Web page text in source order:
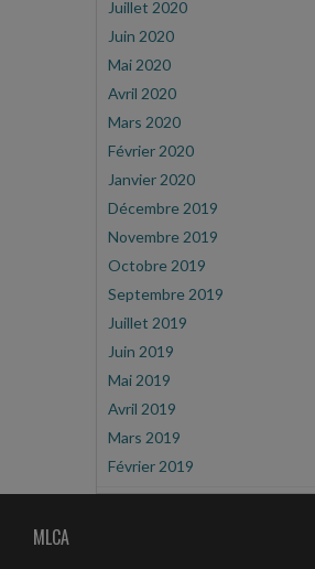
Juillet 2020
Juin 2020
Mai 2020
Avril 2020
Mars 2020
Février 2020
Janvier 2020
Décembre 2019
Novembre 2019
Octobre 2019
Septembre 2019
Juillet 2019
Juin 2019
Mai 2019
Avril 2019
Mars 2019
Février 2019
MLCA